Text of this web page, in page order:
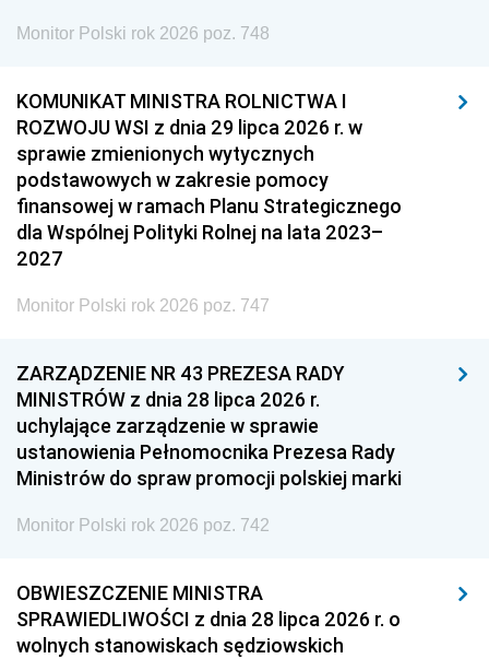
Monitor Polski rok 2026 poz. 748
KOMUNIKAT MINISTRA ROLNICTWA I
ROZWOJU WSI z dnia 29 lipca 2026 r. w
sprawie zmienionych wytycznych
podstawowych w zakresie pomocy
finansowej w ramach Planu Strategicznego
dla Wspólnej Polityki Rolnej na lata 2023–
2027
Monitor Polski rok 2026 poz. 747
ZARZĄDZENIE NR 43 PREZESA RADY
MINISTRÓW z dnia 28 lipca 2026 r.
uchylające zarządzenie w sprawie
ustanowienia Pełnomocnika Prezesa Rady
Ministrów do spraw promocji polskiej marki
Monitor Polski rok 2026 poz. 742
OBWIESZCZENIE MINISTRA
SPRAWIEDLIWOŚCI z dnia 28 lipca 2026 r. o
wolnych stanowiskach sędziowskich